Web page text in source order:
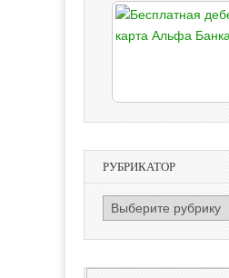
РУБРИКАТОР
РУБРИКАТОР